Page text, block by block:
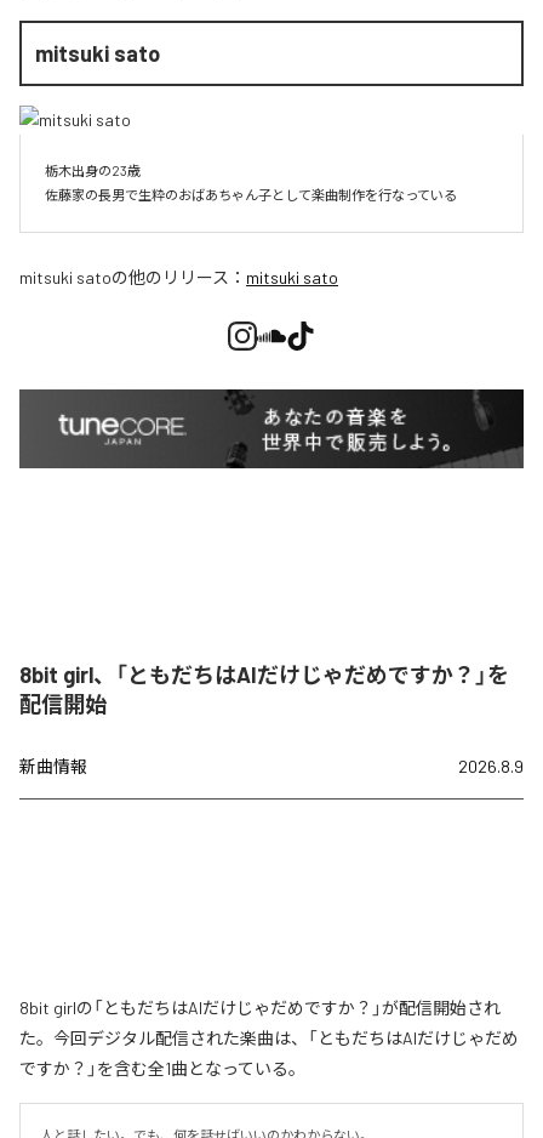
mitsuki sato
栃木出身の23歳
佐藤家の長男で生粋のおばあちゃん子として楽曲制作を行なっている
mitsuki satoの他のリリース： mitsuki sato
8bit girl、「ともだちはAIだけじゃだめですか？」を
配信開始
新曲情報 2026.8.9
8bit girlの「ともだちはAIだけじゃだめですか？」が配信開始され
た。今回デジタル配信された楽曲は、「ともだちはAIだけじゃだめ
ですか？」を含む全1曲となっている。